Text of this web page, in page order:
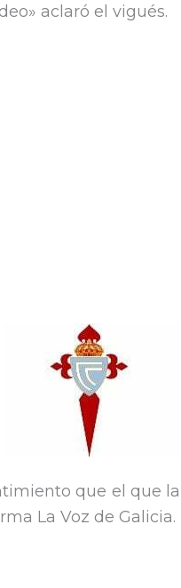
aclaró el vigués.
que el que la
La Voz de Galicia.